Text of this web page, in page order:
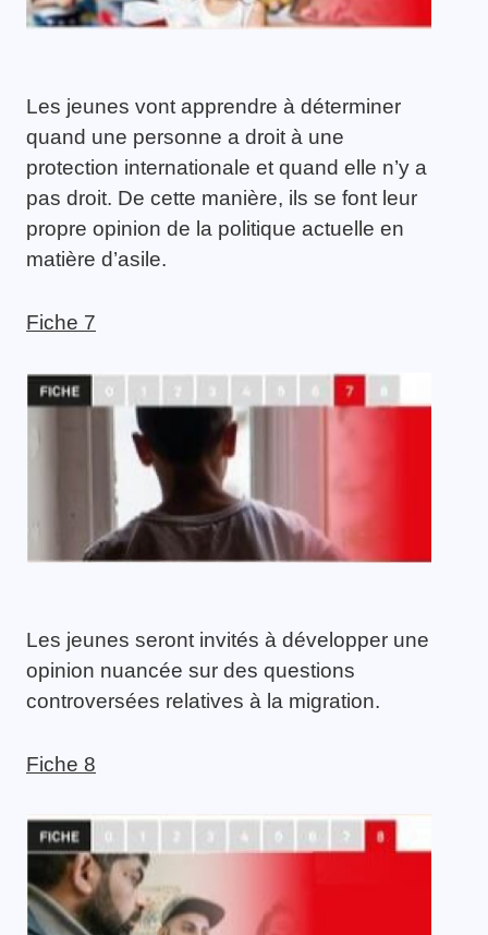
Les jeunes vont apprendre à déterminer
quand une personne a droit à une
protection internationale et quand elle n’y a
pas droit. De cette manière, ils se font leur
propre opinion de la politique actuelle en
matière d’asile.
Fiche 7
Les jeunes seront invités à développer une
opinion nuancée sur des questions
controversées relatives à la migration.
Fiche 8